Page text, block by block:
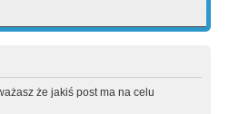
że jakiś post ma na celu